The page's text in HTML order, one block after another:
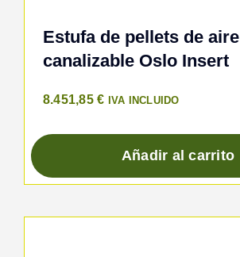
Estufa de pellets de aire
canalizable Oslo Insert
8.451,85€ IVA INCLUIDO
Añadir al carrito